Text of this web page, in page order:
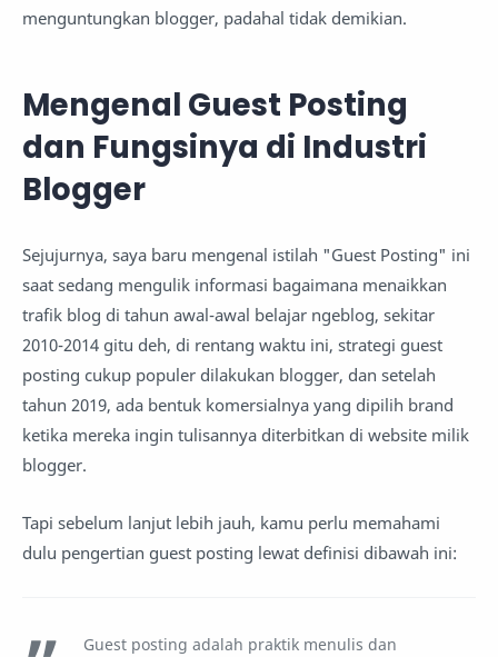
menguntungkan blogger, padahal tidak demikian.
Mengenal Guest Posting
dan Fungsinya di Industri
Blogger
Sejujurnya, saya baru mengenal istilah "Guest Posting" ini
saat sedang mengulik informasi bagaimana menaikkan
trafik blog di tahun awal-awal belajar ngeblog, sekitar
2010-2014 gitu deh, di rentang waktu ini, strategi guest
posting cukup populer dilakukan blogger, dan setelah
tahun 2019, ada bentuk komersialnya yang dipilih brand
ketika mereka ingin tulisannya diterbitkan di website milik
blogger.
Tapi sebelum lanjut lebih jauh, kamu perlu memahami
dulu pengertian guest posting lewat definisi dibawah ini:
Guest posting adalah praktik menulis dan